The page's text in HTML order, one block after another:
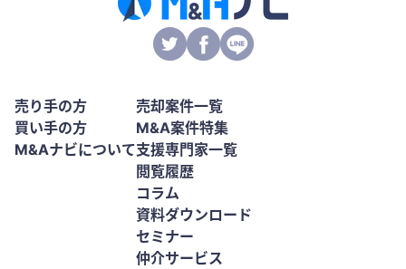
売り手の方
買い手の方
M&Aナビについて
売却案件一覧
M&A案件特集
支援専門家一覧
閲覧履歴
コラム
資料ダウンロード
セミナー
仲介サービス